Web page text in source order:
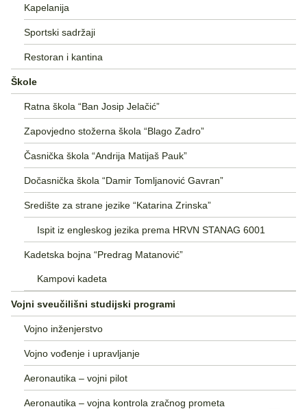
Kapelanija
Sportski sadržaji
Restoran i kantina
Škole
Ratna škola “Ban Josip Jelačić”
Zapovjedno stožerna škola “Blago Zadro”
Časnička škola “Andrija Matijaš Pauk”
Dočasnička škola “Damir Tomljanović Gavran”
Središte za strane jezike “Katarina Zrinska”
Ispit iz engleskog jezika prema HRVN STANAG 6001
Kadetska bojna “Predrag Matanović”
Kampovi kadeta
Vojni sveučilišni studijski programi
Vojno inženjerstvo
Vojno vođenje i upravljanje
Aeronautika – vojni pilot
Aeronautika – vojna kontrola zračnog prometa